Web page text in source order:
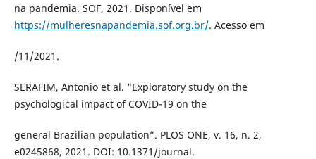
na pandemia. SOF, 2021. Disponível em
https://mulheresnapandemia.sof.org.br/. Acesso em
/11/2021.
SERAFIM, Antonio et al. “Exploratory study on the
psychological impact of COVID-19 on the
general Brazilian population”. PLOS ONE, v. 16, n. 2,
e0245868, 2021. DOI: 10.1371/journal.